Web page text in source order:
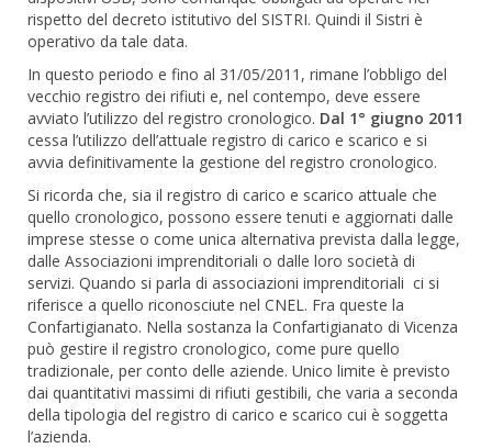
rispetto del decreto istitutivo del SISTRI. Quindi il Sistri è
operativo da tale data.
In questo periodo e fino al 31/05/2011, rimane l’obbligo del
vecchio registro dei rifiuti e, nel contempo, deve essere
avviato l’utilizzo del registro cronologico. Dal 1° giugno 2011
cessa l’utilizzo dell’attuale registro di carico e scarico e si
avvia definitivamente la gestione del registro cronologico.
Si ricorda che, sia il registro di carico e scarico attuale che
quello cronologico, possono essere tenuti e aggiornati dalle
imprese stesse o come unica alternativa prevista dalla legge,
dalle Associazioni imprenditoriali o dalle loro società di
servizi. Quando si parla di associazioni imprenditoriali ci si
riferisce a quello riconosciute nel CNEL. Fra queste la
Confartigianato. Nella sostanza la Confartigianato di Vicenza
può gestire il registro cronologico, come pure quello
tradizionale, per conto delle aziende. Unico limite è previsto
dai quantitativi massimi di rifiuti gestibili, che varia a seconda
della tipologia del registro di carico e scarico cui è soggetta
l’azienda.